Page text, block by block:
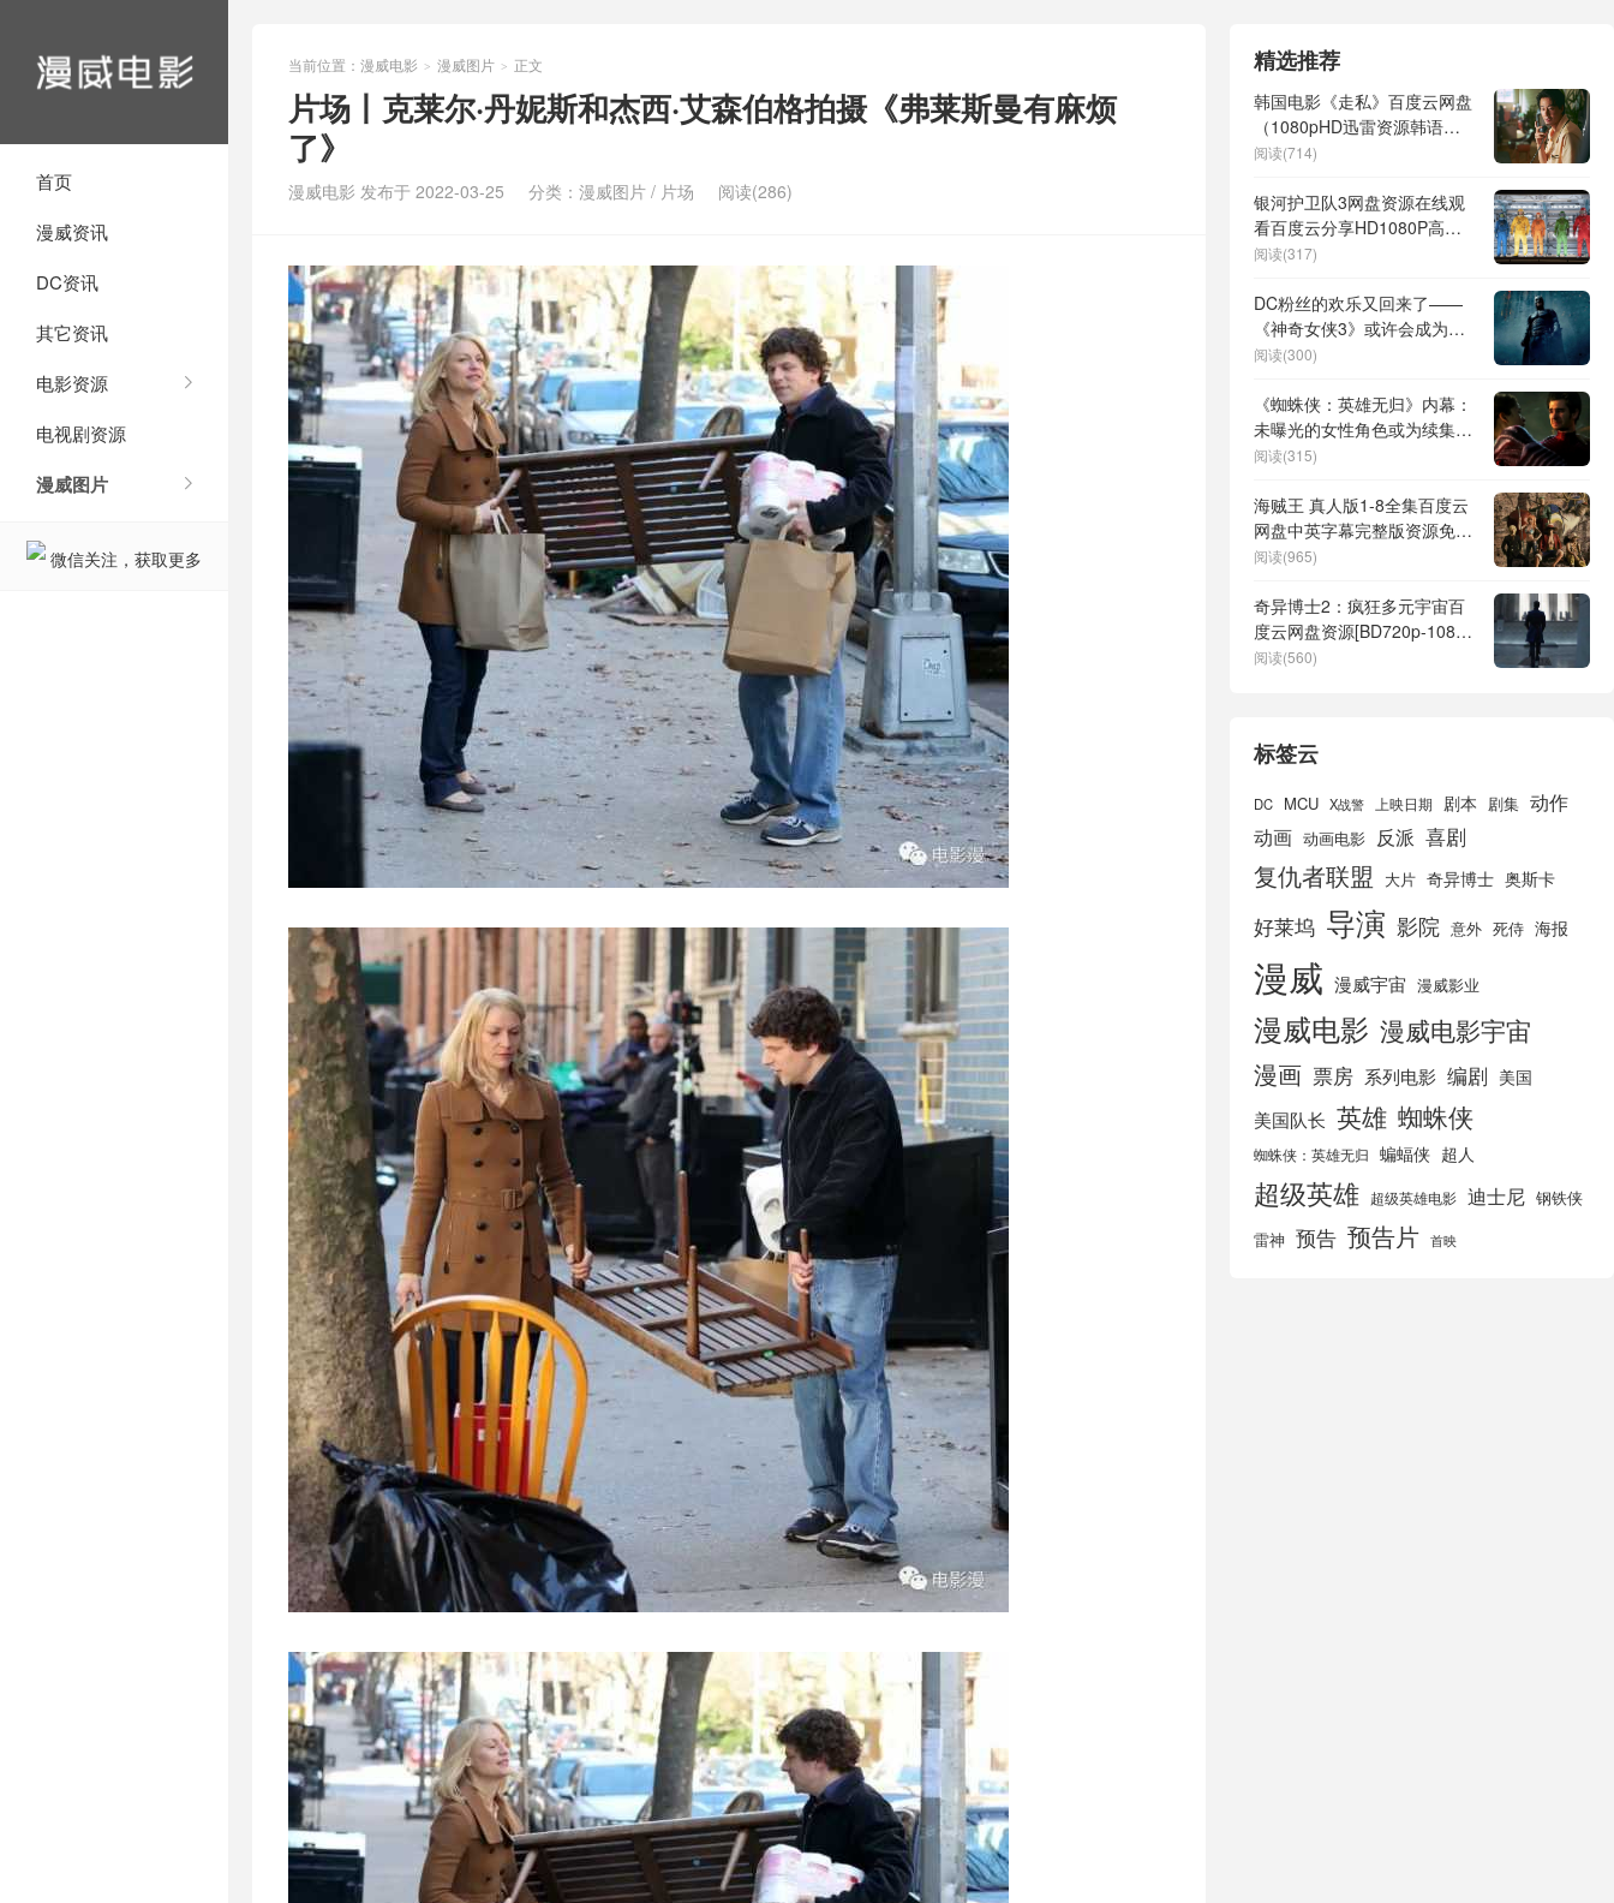
首页
漫威资讯
DC资讯
其它资讯
电影资源
电视剧资源
漫威图片
微信关注，获取更多
当前位置： 漫威电影 > 漫威图片 > 正文
片场丨克莱尔·丹妮斯和杰西·艾森伯格拍摄《弗莱斯曼有麻烦
了》
漫威电影 发布于 2022-03-25 分类： 漫威图片 / 片场 阅读(286)
精选推荐
韩国电影《走私》百度云网盘
（1080pHD迅雷资源韩语中
字）在线观看下载
阅读(714)
银河护卫队3网盘资源在线观
看百度云分享HD1080P高清
完整版
阅读(317)
DC粉丝的欢乐又回来了——
《神奇女侠3》或许会成为现
实！
阅读(300)
《蜘蛛侠：英雄无归》内幕：
未曝光的女性角色或为续集引
领风向
阅读(315)
海贼王 真人版1-8全集百度云
网盘中英字幕完整版资源免费
在线观看
阅读(965)
奇异博士2：疯狂多元宇宙百
度云网盘资源[BD720p-1080p
中英字幕]在线观看
阅读(560)
标签云
DC MCU X战警 上映日期 剧本 剧集 动作
动画 动画电影 反派 喜剧
复仇者联盟 大片 奇异博士 奥斯卡
好莱坞 导演 影院 意外 死侍 海报
漫威 漫威宇宙 漫威影业
漫威电影 漫威电影宇宙
漫画 票房 系列电影 编剧 美国
美国队长 英雄 蜘蛛侠
蜘蛛侠：英雄无归 蝙蝠侠 超人
超级英雄 超级英雄电影 迪士尼 钢铁侠
雷神 预告 预告片 首映